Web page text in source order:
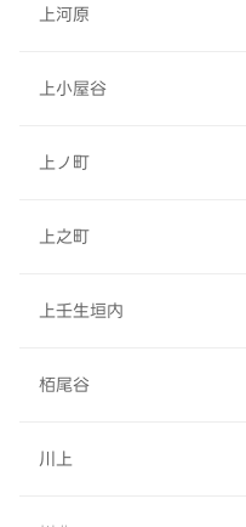
上河原
上小屋谷
上ノ町
上之町
上壬生垣内
栢尾谷
川上